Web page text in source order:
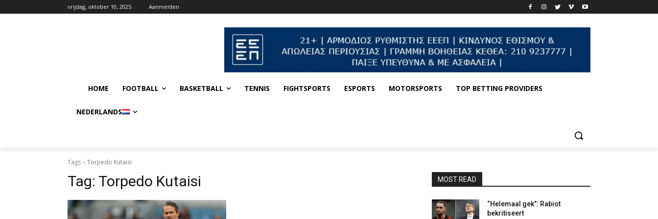
vrijdag, oktober 10, 2025 Aanmelden
HOME FOOTBALL BASKETBALL TENNIS FIGHTSPORTS ESPORTS MOTORSPORTS TOP BETTING PROVIDERS
NEDERLANDS
Tags Torpedo Kutaisi
Tag: Torpedo Kutaisi MOST READ
“Helemaal gek”: Rabiot
bekritiseert